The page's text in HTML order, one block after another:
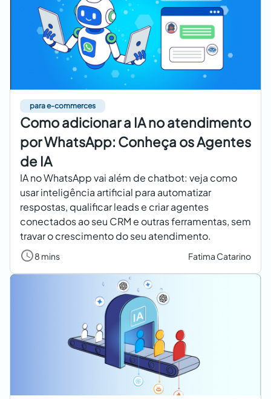
para e-commerces
Como adicionar a IA no atendimento
por WhatsApp: Conheça os Agentes
de IA
IA no WhatsApp vai além de chatbot: veja como
usar inteligência artificial para automatizar
respostas, qualificar leads e criar agentes
conectados ao seu CRM e outras ferramentas, sem
travar o crescimento do seu atendimento.
8 mins Fatima Catarino